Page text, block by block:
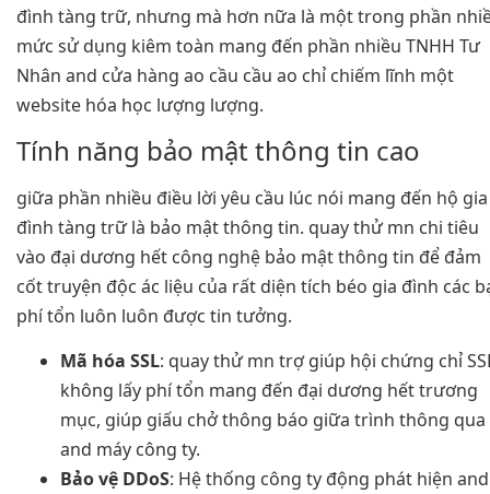
đình tàng trữ, nhưng mà hơn nữa là một trong phần
mức sử dụng kiêm toàn mang đến phần nhiều TNHH Tư
Nhân and cửa hàng ao cầu cầu ao chỉ chiếm lĩnh một
website hóa học lượng lượng.
Tính năng bảo mật thông tin cao
giữa phần nhiều điều lời yêu cầu lúc nói mang đến hộ gia
đình tàng trữ là bảo mật thông tin. quay thử mn chi tiêu
vào đại dương hết công nghệ bảo mật thông tin để đảm
cốt truyện độc ác liệu của rất diện tích béo gia đình các
phí tổn luôn luôn được tin tưởng.
Mã hóa SSL: quay thử mn trợ giúp hội chứng chỉ
không lấy phí tổn mang đến đại dương hết trương
mục, giúp giấu chở thông báo giữa trình thông qua
and máy công ty.
Bảo vệ DDoS: Hệ thống công ty động phát hiện and